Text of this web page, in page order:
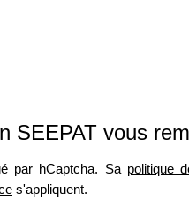
SEEPAT vous
par hCaptcha. Sa politique
s'appliquent.